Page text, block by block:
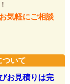
気軽にご相談
ついて
お見積りは完